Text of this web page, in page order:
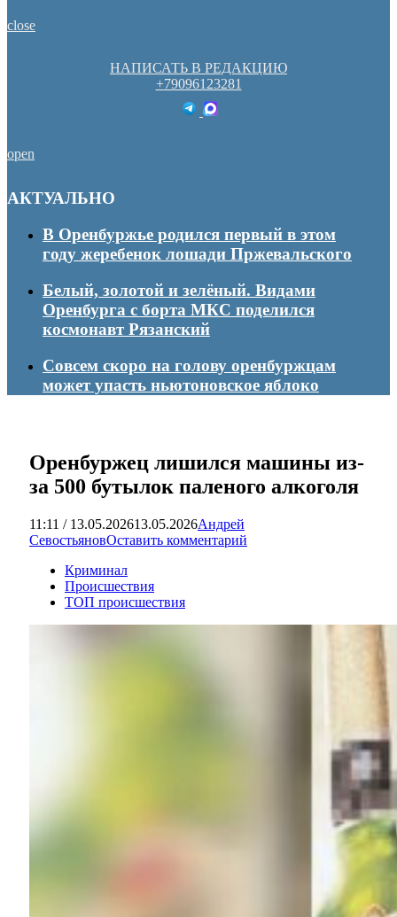
close
НАПИСАТЬ В РЕДАКЦИЮ
+79096123281
open
АКТУАЛЬНО
В Оренбуржье родился первый в этом
году жеребенок лошади Пржевальского
Белый, золотой и зелёный. Видами
Оренбурга с борта МКС поделился
космонавт Рязанский
Совсем скоро на голову оренбуржцам
может упасть ньютоновское яблоко
Оренбуржец лишился машины из-
за 500 бутылок паленого алкоголя
11:11 / 13.05.202613.05.2026Андрей
СевостьяновОставить комментарий
Криминал
Происшествия
ТОП происшествия